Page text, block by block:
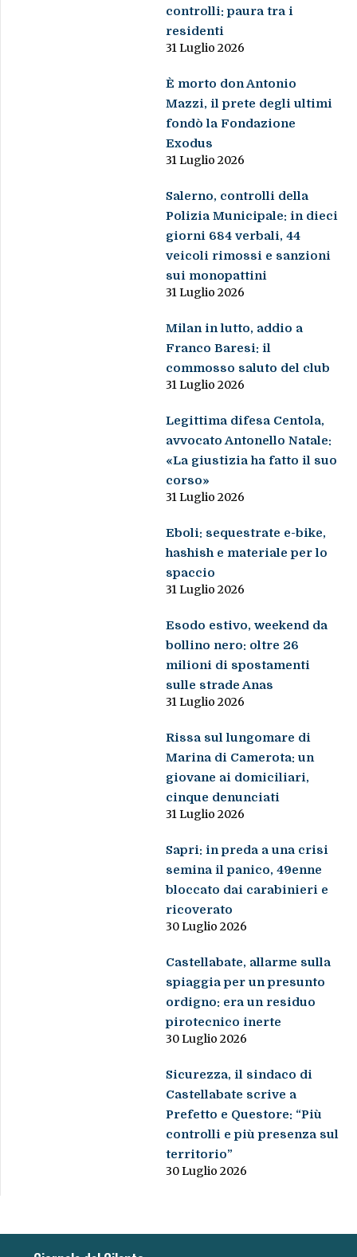
controlli: paura tra i
residenti
31 Luglio 2026
È morto don Antonio
Mazzi, il prete degli ultimi
fondò la Fondazione
Exodus
31 Luglio 2026
Salerno, controlli della
Polizia Municipale: in dieci
giorni 684 verbali, 44
veicoli rimossi e sanzioni
sui monopattini
31 Luglio 2026
Milan in lutto, addio a
Franco Baresi: il
commosso saluto del club
31 Luglio 2026
Legittima difesa Centola,
avvocato Antonello Natale:
«La giustizia ha fatto il suo
corso»
31 Luglio 2026
Eboli: sequestrate e-bike,
hashish e materiale per lo
spaccio
31 Luglio 2026
Esodo estivo, weekend da
bollino nero: oltre 26
milioni di spostamenti
sulle strade Anas
31 Luglio 2026
Rissa sul lungomare di
Marina di Camerota: un
giovane ai domiciliari,
cinque denunciati
31 Luglio 2026
Sapri: in preda a una crisi
semina il panico, 49enne
bloccato dai carabinieri e
ricoverato
30 Luglio 2026
Castellabate, allarme sulla
spiaggia per un presunto
ordigno: era un residuo
pirotecnico inerte
30 Luglio 2026
Sicurezza, il sindaco di
Castellabate scrive a
Prefetto e Questore: “Più
controlli e più presenza sul
territorio”
30 Luglio 2026